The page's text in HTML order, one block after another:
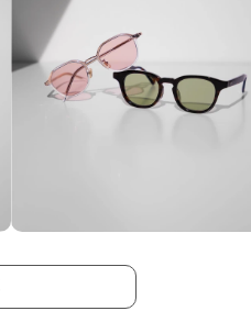
打造專屬於你的個性太陽眼鏡